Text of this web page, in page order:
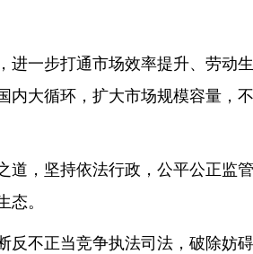
一步打通市场效率提升、劳动
大循环，扩大市场规模容量，
，坚持依法行政，公平公正监
。
不正当竞争执法司法，破除妨